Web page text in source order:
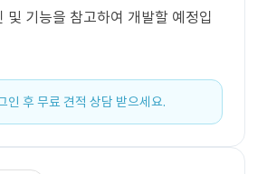
및 기능을 참고하여 개발할 예정입
인 후 무료 견적 상담 받으세요.